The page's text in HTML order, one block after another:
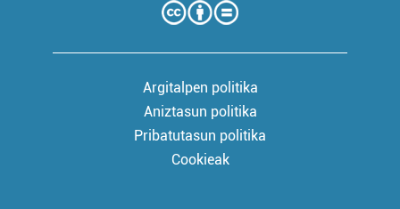
Argitalpen politika
Aniztasun politika
Pribatutasun politika
Cookieak